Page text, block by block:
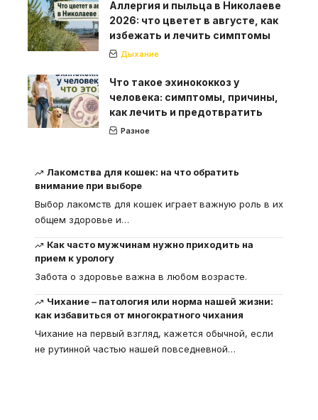
Аллергия и пыльца в Николаеве
2026: что цветет в августе, как
избежать и лечить симптомы
Дыхание
Что такое эхинококкоз у
человека: симптомы, причины,
как лечить и предотвратить
Разное
Лакомства для кошек: на что обратить
внимание при выборе
Выбор лакомств для кошек играет важную роль в их
общем здоровье и…
Как часто мужчинам нужно приходить на
прием к урологу
Забота о здоровье важна в любом возрасте.
Чихание – патология или норма нашей жизни:
как избавиться от многократного чихания
Чихание на первый взгляд, кажется обычной, если
не рутинной частью нашей повседневной…